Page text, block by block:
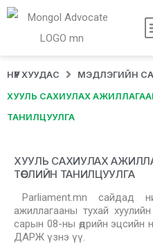
НҮҮР ХУУДАС МЭДЛЭГИЙН
ХУУЛЬ САХИУЛАХ
ТАНИЛЦУУЛГА
ХУУЛЬ САХИУЛАХ
ТӨСЛИЙН ТАНИЛЦУУЛГА
Parliament.mn сайдад
ажиллагааны тухай
сарын 08-ны өдрийн эцсийн
ДАРЖ үзнэ үү.